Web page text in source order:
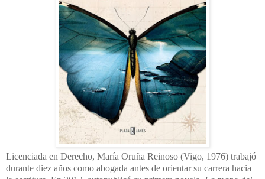
Licenciada en Derecho, María Oruña Reinoso (Vigo, 1976) trabajó
durante diez años como abogada antes de orientar su carrera hacia